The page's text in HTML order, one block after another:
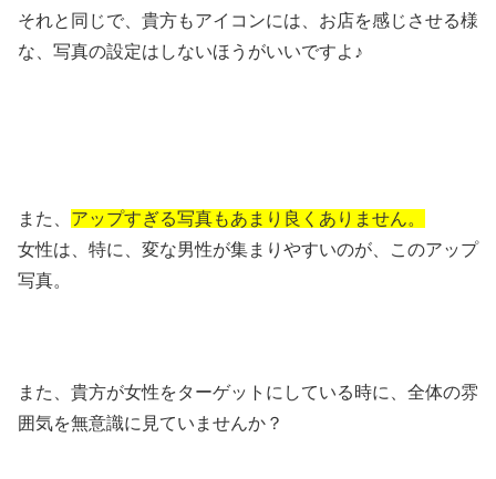
それと同じで、貴方もアイコンには、お店を感じさせる様
な、写真の設定はしないほうがいいですよ♪
また、 アップすぎる写真もあまり良くありません。
女性は、特に、変な男性が集まりやすいのが、このアップ
写真。
また、貴方が女性をターゲットにしている時に、全体の雰
囲気を無意識に見ていませんか？